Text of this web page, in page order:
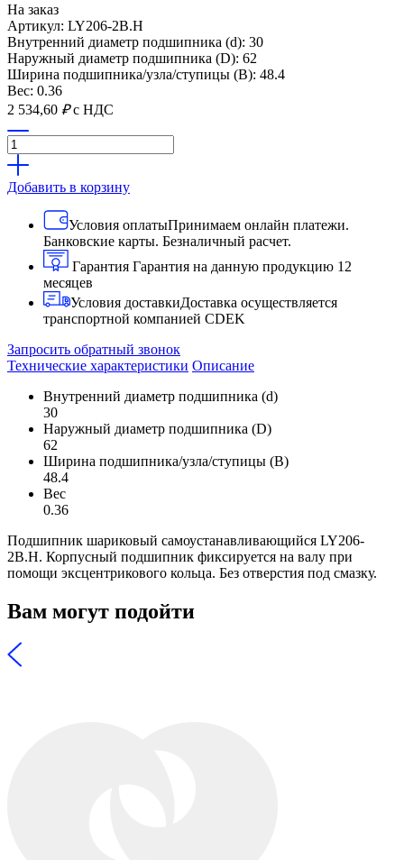
На заказ
Артикул: LY206-2B.H
Внутренний диаметр подшипника (d): 30
Наружный диаметр подшипника (D): 62
Ширина подшипника/узла/ступицы (B): 48.4
Вес: 0.36
2 534,60 ₽ с НДС
Добавить в корзину
Условия оплатыПринимаем онлайн платежи.
Банковские карты. Безналичный расчет.
Гарантия Гарантия на данную продукцию 12
месяцев
Условия доставкиДоставка осуществляется
транспортной компанией CDEK
Запросить обратный звонок
Технические характеристики Описание
Внутренний диаметр подшипника (d)
30
Наружный диаметр подшипника (D)
62
Ширина подшипника/узла/ступицы (B)
48.4
Вес
0.36
Подшипник шариковый самоустанавливающийся LY206-
2B.H. Корпусный подшипник фиксируется на валу при
помощи эксцентрикового кольца. Без отверстия под смазку.
Вам могут подойти